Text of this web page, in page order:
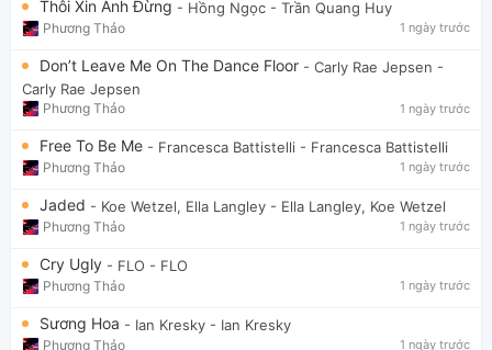
Thôi Xin Anh Đừng - Hồng Ngọc - Trần Quang Huy
Phương Thảo 1 ngày trước
Don’t Leave Me On The Dance Floor - Carly Rae Jepsen -
Carly Rae Jepsen
Phương Thảo 1 ngày trước
Free To Be Me - Francesca Battistelli - Francesca Battistelli
Phương Thảo 1 ngày trước
Jaded - Koe Wetzel, Ella Langley - Ella Langley, Koe Wetzel
Phương Thảo 1 ngày trước
Cry Ugly - FLO - FLO
Phương Thảo 1 ngày trước
Sương Hoa - Ian Kresky - Ian Kresky
Phương Thảo 1 ngày trước